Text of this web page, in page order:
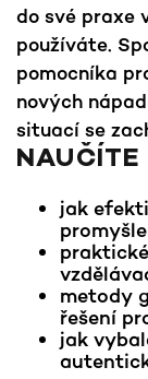
do své praxe
používáte.
pomocníka
nových
situací se
NAUČÍTE
jak
metody
řešení
jak